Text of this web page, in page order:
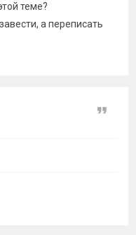
теме?
а переписать
Цитата